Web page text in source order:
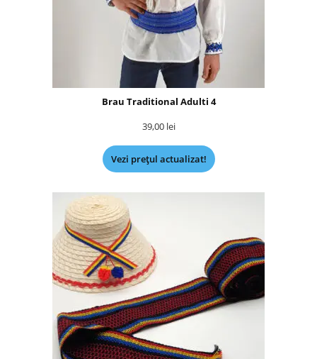
Brau Traditional Adulti 4
39,00 lei
Vezi prețul actualizat!